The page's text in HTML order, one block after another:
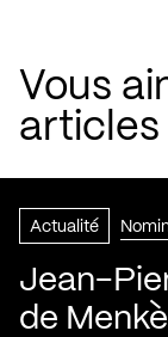
Vous
articles
Actualité
Jean-
de